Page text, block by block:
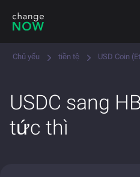
Chủ yếu tiền tệ USD Coin
USDC sang
tức thì